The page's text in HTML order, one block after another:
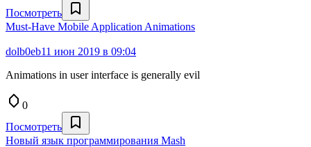
Посмотреть
Must-Have Mobile Application Animations
dolb0eb11 июн 2019 в 09:04
Animations in user interface is generally evil
0
Посмотреть
Новый язык программирования Mash